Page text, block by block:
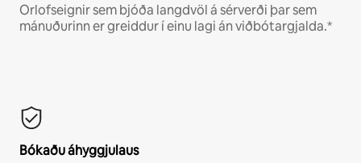
Orlofseignir sem bjóða langdvöl á sérverði þar sem
mánuðurinn er greiddur í einu lagi án viðbótargjalda.*
Bókaðu áhyggjulaus